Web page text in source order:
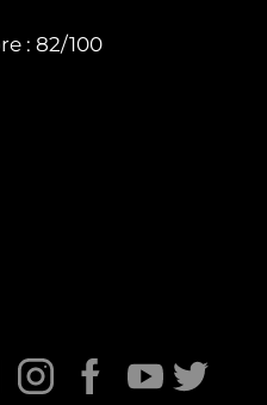
: 82/100